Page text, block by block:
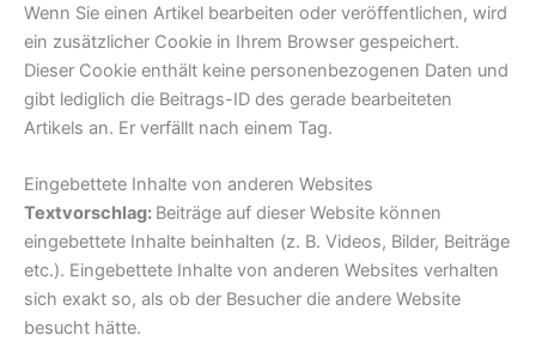
Wenn Sie einen Artikel bearbeiten oder veröffentlichen, wird
ein zusätzlicher Cookie in Ihrem Browser gespeichert.
Dieser Cookie enthält keine personenbezogenen Daten und
gibt lediglich die Beitrags-ID des gerade bearbeiteten
Artikels an. Er verfällt nach einem Tag.
Eingebettete Inhalte von anderen Websites
Textvorschlag: Beiträge auf dieser Website können
eingebettete Inhalte beinhalten (z. B. Videos, Bilder, Beiträge
etc.). Eingebettete Inhalte von anderen Websites verhalten
sich exakt so, als ob der Besucher die andere Website
besucht hätte.